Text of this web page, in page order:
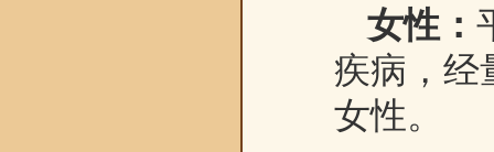
女性：
疾病，经
女性。